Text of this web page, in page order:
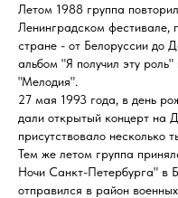
Летом 1988 группа
Ленинградском фестивале,
стране - от Белоруссии до
альбом "Я получил эту
"Мелодия".
27 мая 1993 года, в день
дали открытый концерт на
присутствовало несколько
Тем же летом группа
Ночи Санкт-Петербурга" в
отправился в район